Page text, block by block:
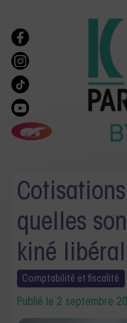
quelles
kiné
Comptabilité etfiscalité
Publié le 2 septembre